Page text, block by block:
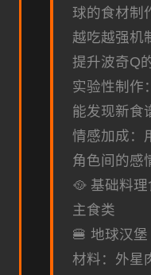
球的食材制
越吃越强机
提升波奇Q
实验性制作
能发现新食
情感加成：
角色间的感
🥘 基础料理
主食类
🍔 地球汉堡
材料：外星